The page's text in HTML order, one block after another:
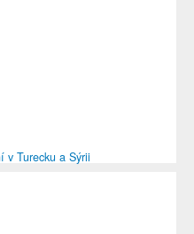
v Turecku a Sýrii